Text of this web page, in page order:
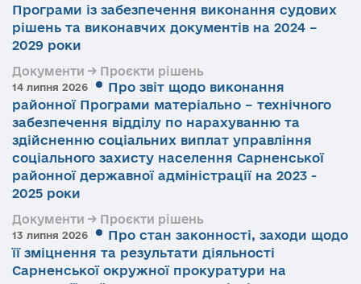
Програми із забезпечення виконання судових
рішень та виконавчих документів на 2024 –
2029 роки
Документи → Проєкти рішень
14 липня 2026
Про звіт щодо виконання
районної Програми матеріально – технічного
забезпечення відділу по нарахуванню та
здійсненню соціальних виплат управління
соціального захисту населення Сарненської
районної державної адміністрації на 2023 -
2025 роки
Документи → Проєкти рішень
13 липня 2026
Про стан законності, заходи щодо
її зміцнення та результати діяльності
Сарненської окружної прокуратури на